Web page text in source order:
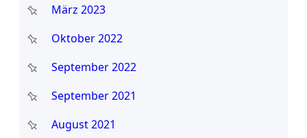
März 2023
Oktober 2022
September 2022
September 2021
August 2021